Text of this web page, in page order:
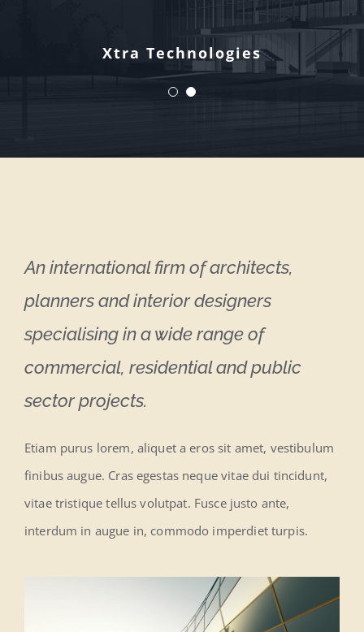
Industry Alliance
Xtra Technologies
An international firm of architects,
planners and interior designers
specialising in a wide range of
commercial, residential and public
sector projects.
Etiam purus lorem, aliquet a eros sit amet, vestibulum
finibus augue. Cras egestas neque vitae dui tincidunt,
vitae tristique tellus volutpat. Fusce justo ante,
interdum in augue in, commodo imperdiet turpis.